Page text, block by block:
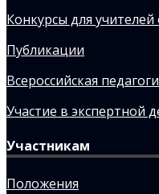
Конкурсы для
Публикации
Всероссийская
Участие в экспертной
Участникам
Положения